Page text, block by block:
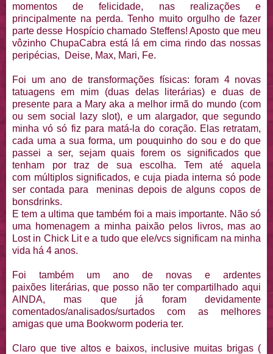
momentos de felicidade, nas realizações e
principalmente na perda. Tenho muito orgulho de fazer
parte desse Hospício chamado Steffens! Aposto que meu
vôzinho ChupaCabra está lá em cima rindo das nossas
peripécias, Deise, Max, Mari, Fe.
Foi um ano de transformações físicas: foram 4 novas
tatuagens em mim (duas delas literárias) e duas de
presente para a Mary aka a melhor irmã do mundo (com
ou sem social lazy slot), e um alargador, que segundo
minha vó só fiz para matá-la do coração. Elas retratam,
cada uma a sua forma, um pouquinho do sou e do que
passei a ser, sejam quais forem os significados que
tenham por traz de sua escolha. Tem até aquela
com múltiplos significados, e cuja piada interna só pode
ser contada para meninas depois de alguns copos de
bonsdrinks.
E tem a ultima que também foi a mais importante. Não só
uma homenagem a minha paixão pelos livros, mas ao
Lost in Chick Lit e a tudo que ele/vcs significam na minha
vida há 4 anos.
Foi também um ano de novas e ardentes
paixões literárias, que posso não ter compartilhado aqui
AINDA, mas que já foram devidamente
comentados/analisados/surtados com as melhores
amigas que uma Bookworm poderia ter.
Claro que tive altos e baixos, inclusive muitas brigas (